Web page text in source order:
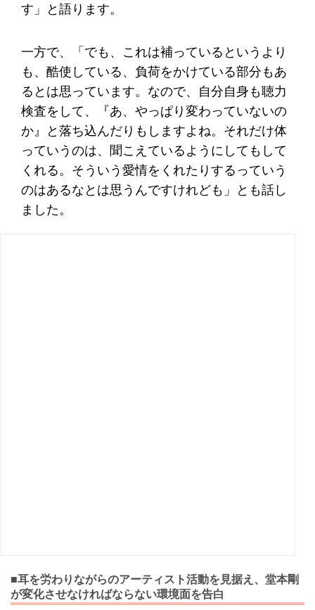
す」と語ります。
一方で、「でも、これは補っているというより
も、酷使している、負荷をかけている部分もあ
るとは思っています。なので、自分自身も聴力
検査をして、『あ、やっぱり変わっていないの
か』と落ち込んだりもしますよね。それだけ体
っていうのは、聞こえているようにしてもして
くれる。そういう愛情をくれたりするっていう
のはあるなとは思うんですけれども」とも話し
ました。
■耳を労わりながらのアーティスト活動を見据え、堂本剛
が変化させなければならない環境面を告白